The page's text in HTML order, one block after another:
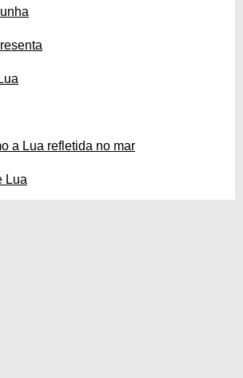
a Lua refletida no mar
Lua